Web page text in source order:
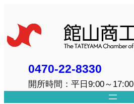
を
ス
0470-22-8330
開所時間：平日9:00～17:00